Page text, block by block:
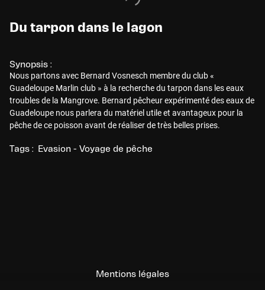
Du tarpon dans le lagon
Synopsis :
Nous partons avec Bernard Vosnesch membre du club «
Guadeloupe Marlin club » à la recherche du tarpon dans les eaux
troubles de la Mangrove. Bernard pêcheur expérimenté des eaux de
Guadeloupe nous parlera du matériel utile et avantageux pour la
pêche de ce poisson avant de réaliser de très belles prises.
Tags : Evasion - Voyage de pêche
Mentions légales